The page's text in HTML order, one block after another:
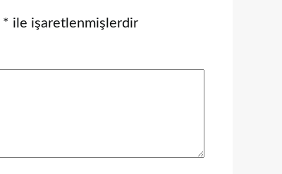
* ile işaretlenmişlerdir